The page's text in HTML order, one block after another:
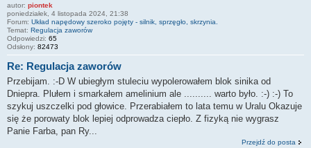
autor: piontek
poniedziałek, 4 listopada 2024, 21:38
Forum: Układ napędowy szeroko pojęty - silnik, sprzęgło, skrzynia.
Temat: Regulacja zaworów
Odpowiedzi: 65
Odsłony: 82473
Re: Regulacja zaworów
Przebijam. :-D W ubiegłym stuleciu wypolerowałem blok sinika od
Dniepra. Plułem i smarkałem amelinium ale .......... warto było. :-) :-) To
szykuj uszczelki pod głowice. Przerabiałem to lata temu w Uralu Okazuje
się że porowaty blok lepiej odprowadza ciepło. Z fizyką nie wygrasz
Panie Farba, pan Ry...
Przejdź do posta